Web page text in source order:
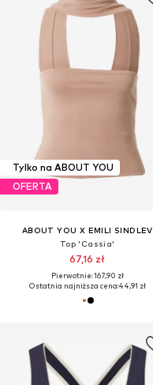
Tylko na ABOUT YOU
OFERTA
ABOUT YOU X EMILI SINDLEV
Top 'Cassia'
67,16 zł
Pierwotnie: 167,90 zł
Ostatnia najniższa cena:44,91 zł